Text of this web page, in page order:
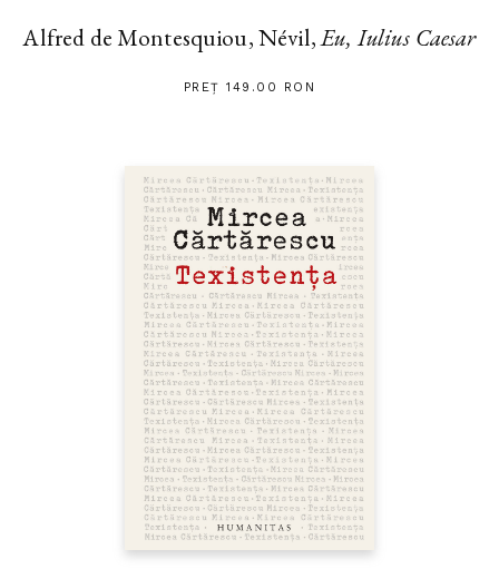
Alfred de Montesquiou, Névil,Eu, Iulius Caesar
PREȚ 149.00 RON